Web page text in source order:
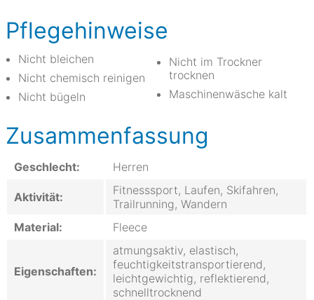
Pflegehinweise
Nicht bleichen
Nicht chemisch reinigen
Nicht bügeln
Nicht im Trockner
trocknen
Maschinenwäsche kalt
Zusammenfassung
Geschlecht: Herren
Aktivität:
Fitnesssport, Laufen, Skifahren,
Trailrunning, Wandern
Material:
Fleece
Eigenschaften:
atmungsaktiv, elastisch,
feuchtigkeitstransportierend,
leichtgewichtig, reflektierend,
schnelltrocknend